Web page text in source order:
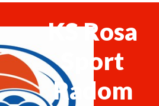
KS Rosa
Sport
Radom